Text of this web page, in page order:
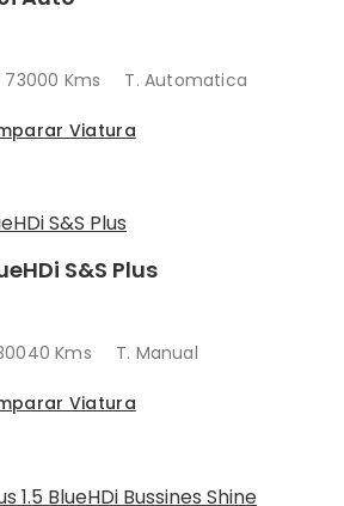
73000 Kms T. Automatica
Viatura
S&S Plus
Kms T. Manual
Viatura